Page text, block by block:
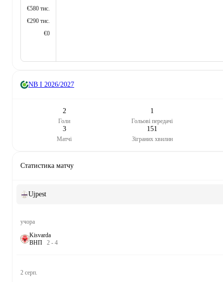
€580 тис.
€290 тис.
€0
NB I 2026/2027
2
Голи
1
Гольові передачі
3
Матчі
151
Зіграних хвилин
Статистика матчу
Ujpest
учора
Kisvarda
ВНП 2 - 4
2 серп.